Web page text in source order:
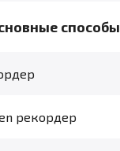
способы
рекордер